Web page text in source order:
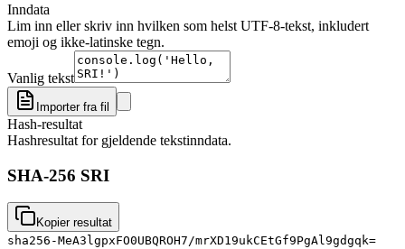
Inndata
Lim inn eller skriv inn hvilken som helst UTF-8-tekst, inkludert
emoji og ikke-latinske tegn.
Vanlig tekst
Importer fra fil
Hash-resultat
Hashresultat for gjeldende tekstinndata.
SHA-256 SRI
Kopier resultat
sha256-MeA3lgpxFO0UBQROH7/mrXD19ukCEtGf9PgAl9gdgqk=